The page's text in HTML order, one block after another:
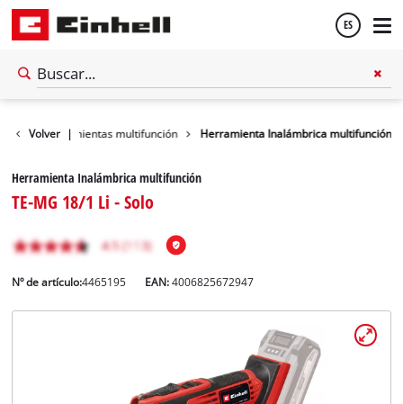
ES
Volver |
Herramientas multifunción Herramienta Inalámbrica multifunción
Herramienta Inalámbrica multifunción
TE-MG 18/1 Li - Solo
Nº de artículo:4465195 EAN:4006825672947